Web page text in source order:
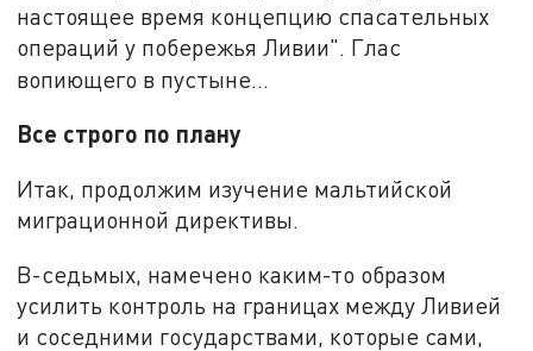
настоящее время концепцию спасательных
операций у побережья Ливии". Глас
вопиющего в пустыне...
Все строго по плану
Итак, продолжим изучение мальтийской
миграционной директивы.
В-седьмых, намечено каким-то образом
усилить контроль на границах между Ливией
и соседними государствами, которые сами,